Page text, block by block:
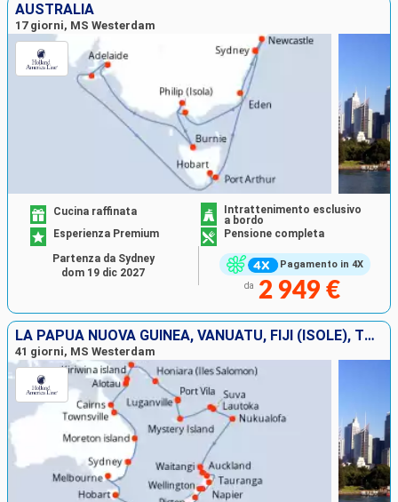
AUSTRALIA
17 giorni, MS Westerdam
Pagamento in 4X
Cucina raffinata
Intrattenimento esclusivo
a bordo
Esperienza Premium
Pensione completa
da 2 949 €
Partenza da Sydney
dom 19 dic 2027
LA PAPUA NUOVA GUINEA, VANUATU, FIJI (ISOLE), TONGA, NUOVA ZELANDA, AUSTRALIA
41 giorni, MS Westerdam